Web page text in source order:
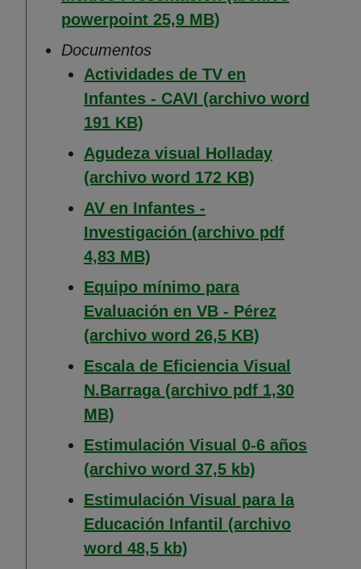
powerpoint 25,9 MB)
Documentos
Actividades de TV en
Infantes - CAVI (archivo word
191 KB)
Agudeza visual Holladay
(archivo word 172 KB)
AV en Infantes -
Investigación (archivo pdf
4,83 MB)
Equipo mínimo para
Evaluación en VB - Pérez
(archivo word 26,5 KB)
Escala de Eficiencia Visual
N.Barraga (archivo pdf 1,30
MB)
Estimulación Visual 0-6 años
(archivo word 37,5 kb)
Estimulación Visual para la
Educación Infantil (archivo
word 48,5 kb)